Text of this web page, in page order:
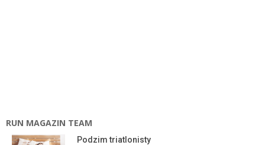
RUN MAGAZIN TEAM
Podzim triatlonisty